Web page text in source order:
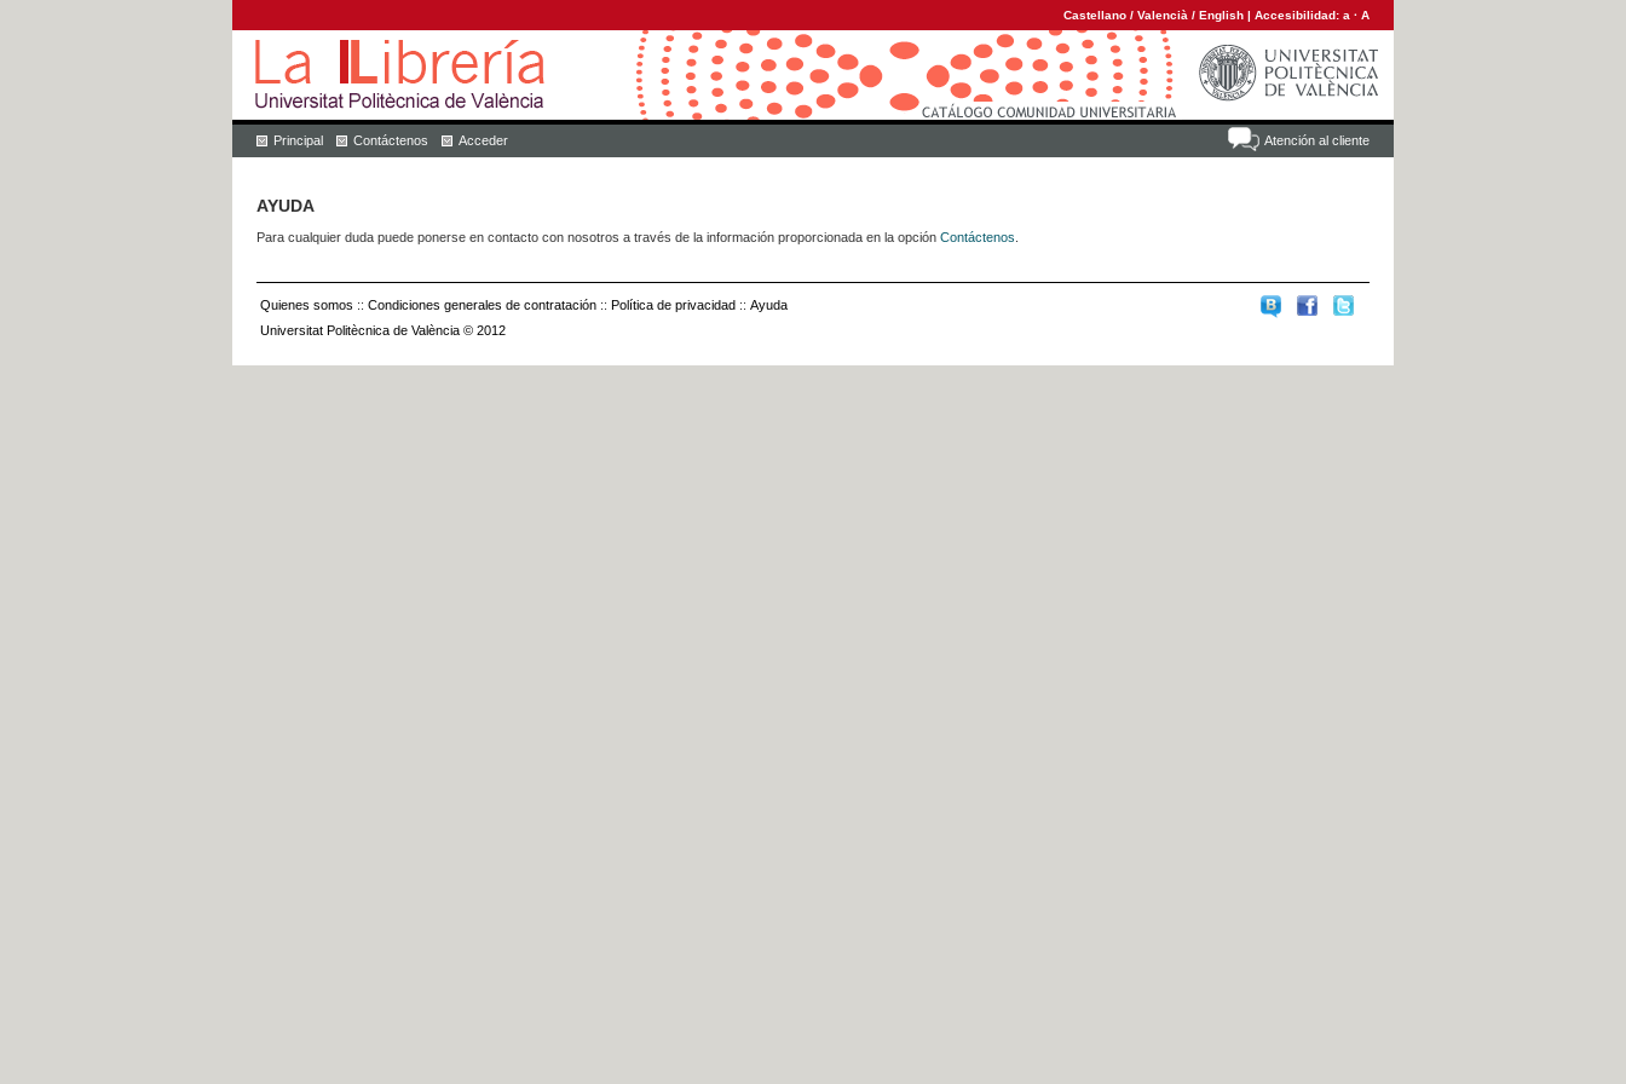
Castellano / Valencià / English | Accesibilidad: a · A
Atención al cliente
Principal Contáctenos Acceder
AYUDA
Para cualquier duda puede ponerse en contacto con nosotros a través de la información proporcionada en la opción Contáctenos
Quienes somos :: Condiciones generales de contratación :: Política de privacidad :: Ayuda
Universitat Politècnica de València © 2012